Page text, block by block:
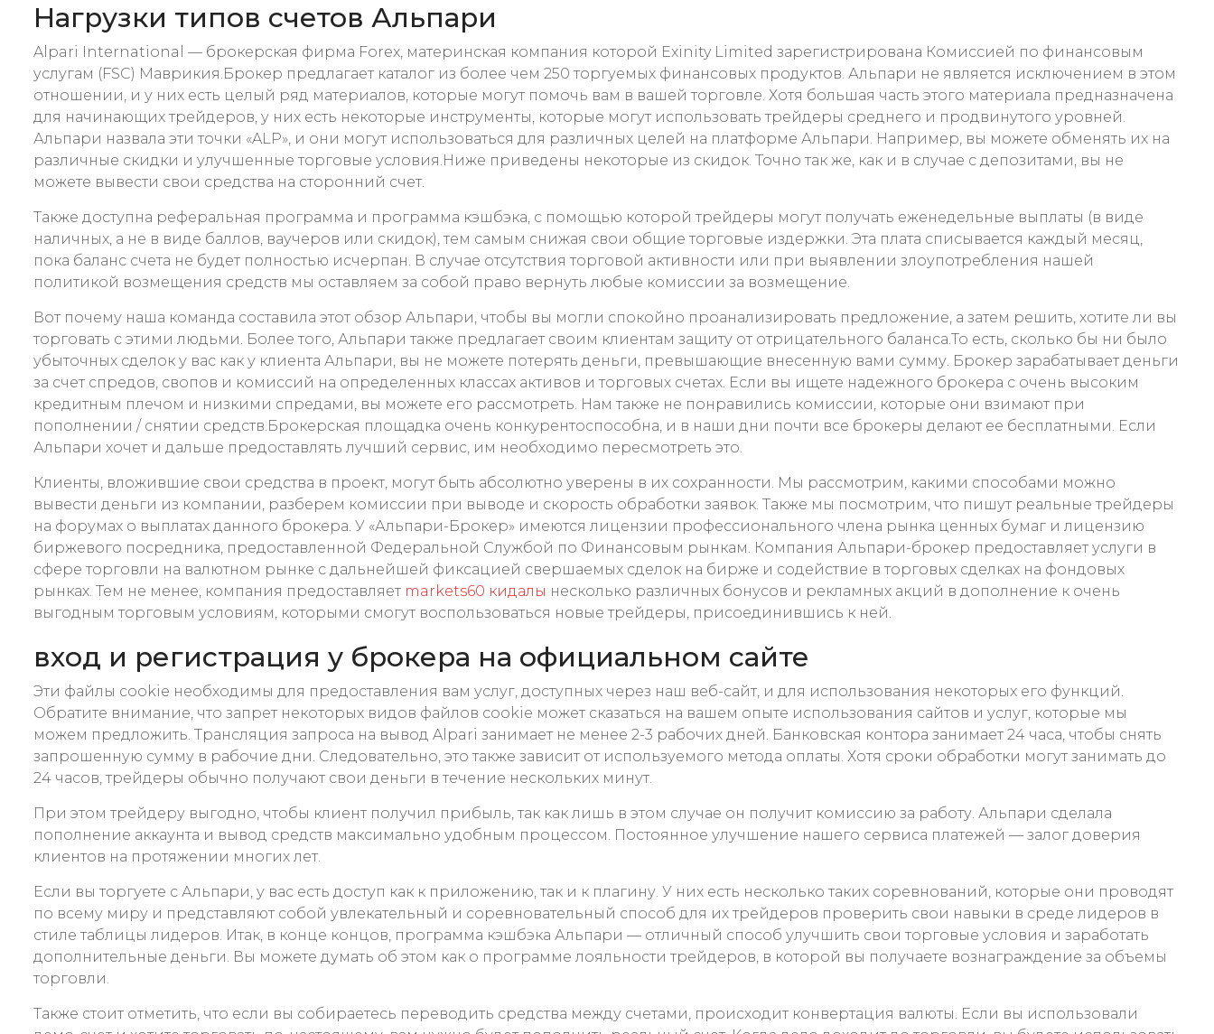
Нагрузки типов счетов Альпари
Alpari International — брокерская фирма Forex, материнская компания которой Exinity Limited зарегистрирована Комиссией по финансовым
услугам (FSC) Маврикия.Брокер предлагает каталог из более чем 250 торгуемых финансовых продуктов. Альпари не является исключением в этом
отношении, и у них есть целый ряд материалов, которые могут помочь вам в вашей торговле. Хотя большая часть этого материала предназначена
для начинающих трейдеров, у них есть некоторые инструменты, которые могут использовать трейдеры среднего и продвинутого уровней.
Альпари назвала эти точки «ALP», и они могут использоваться для различных целей на платформе Альпари. Например, вы можете обменять их на
различные скидки и улучшенные торговые условия.Ниже приведены некоторые из скидок. Точно так же, как и в случае с депозитами, вы не
можете вывести свои средства на сторонний счет.
Также доступна реферальная программа и программа кэшбэка, с помощью которой трейдеры могут получать еженедельные выплаты (в виде
наличных, а не в виде баллов, ваучеров или скидок), тем самым снижая свои общие торговые издержки. Эта плата списывается каждый месяц,
пока баланс счета не будет полностью исчерпан. В случае отсутствия торговой активности или при выявлении злоупотребления нашей
политикой возмещения средств мы оставляем за собой право вернуть любые комиссии за возмещение.
Вот почему наша команда составила этот обзор Альпари, чтобы вы могли спокойно проанализировать предложение, а затем решить, хотите ли вы
торговать с этими людьми. Более того, Альпари также предлагает своим клиентам защиту от отрицательного баланса.То есть, сколько бы ни было
убыточных сделок у вас как у клиента Альпари, вы не можете потерять деньги, превышающие внесенную вами сумму. Брокер зарабатывает деньги
за счет спредов, свопов и комиссий на определенных классах активов и торговых счетах. Если вы ищете надежного брокера с очень высоким
кредитным плечом и низкими спредами, вы можете его рассмотреть. Нам также не понравились комиссии, которые они взимают при
пополнении / снятии средств.Брокерская площадка очень конкурентоспособна, и в наши дни почти все брокеры делают ее бесплатными. Если
Альпари хочет и дальше предоставлять лучший сервис, им необходимо пересмотреть это.
Клиенты, вложившие свои средства в проект, могут быть абсолютно уверены в их сохранности. Мы рассмотрим, какими способами можно
вывести деньги из компании, разберем комиссии при выводе и скорость обработки заявок. Также мы посмотрим, что пишут реальные трейдеры
на форумах о выплатах данного брокера. У «Альпари-Брокер» имеются лицензии профессионального члена рынка ценных бумаг и лицензию
биржевого посредника, предоставленной Федеральной Службой по Финансовым рынкам. Компания Альпари-брокер предоставляет услуги в
сфере торговли на валютном рынке с дальнейшей фиксацией свершаемых сделок на бирже и содействие в торговых сделках на фондовых
рынках. Тем не менее, компания предоставляет markets60 кидалы несколько различных бонусов и рекламных акций в дополнение к очень
выгодным торговым условиям, которыми смогут воспользоваться новые трейдеры, присоединившись к ней.
вход и регистрация у брокера на официальном сайте
Эти файлы cookie необходимы для предоставления вам услуг, доступных через наш веб-сайт, и для использования некоторых его функций.
Обратите внимание, что запрет некоторых видов файлов cookie может сказаться на вашем опыте использования сайтов и услуг, которые мы
можем предложить. Трансляция запроса на вывод Alpari занимает не менее 2-3 рабочих дней. Банковская контора занимает 24 часа, чтобы снять
запрошенную сумму в рабочие дни. Следовательно, это также зависит от используемого метода оплаты. Хотя сроки обработки могут занимать до
24 часов, трейдеры обычно получают свои деньги в течение нескольких минут.
При этом трейдеру выгодно, чтобы клиент получил прибыль, так как лишь в этом случае он получит комиссию за работу. Альпари сделала
пополнение аккаунта и вывод средств максимально удобным процессом. Постоянное улучшение нашего сервиса платежей — залог доверия
клиентов на протяжении многих лет.
Если вы торгуете с Альпари, у вас есть доступ как к приложению, так и к плагину. У них есть несколько таких соревнований, которые они проводят
по всему миру и представляют собой увлекательный и соревновательный способ для их трейдеров проверить свои навыки в среде лидеров в
стиле таблицы лидеров. Итак, в конце концов, программа кэшбэка Альпари — отличный способ улучшить свои торговые условия и заработать
дополнительные деньги. Вы можете думать об этом как о программе лояльности трейдеров, в которой вы получаете вознаграждение за объемы
торговли.
Также стоит отметить, что если вы собираетесь переводить средства между счетами, происходит конвертация валюты. Если вы использовали